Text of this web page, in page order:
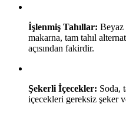
İşlenmiş Tahıllar: Beyaz
makarna, tam tahıl
açısından fakirdir.
Şekerli İçecekler: Soda,
içecekleri gereksiz şeker